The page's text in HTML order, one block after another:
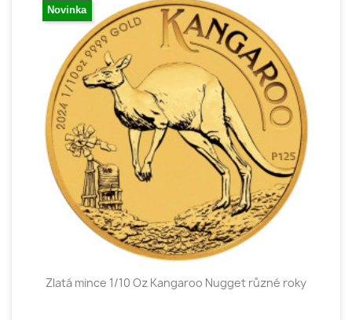
Novinka
Zlatá mince 1/10 Oz Kangaroo Nugget různé roky